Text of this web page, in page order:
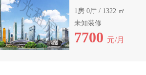
1房 0厅 / 1322 ㎡
未知装修
7700 元/月